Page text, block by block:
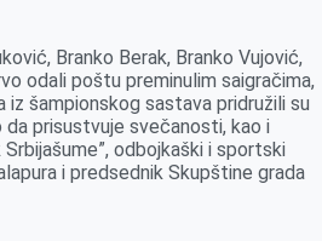
Branko Berak, Branko Vujović,
odali poštu preminulim saigračima,
iz šampionskog sastava pridružili su
prisustvuje svečanosti, kao i
odbojkaški i sportski
i predsednik Skupštine grada